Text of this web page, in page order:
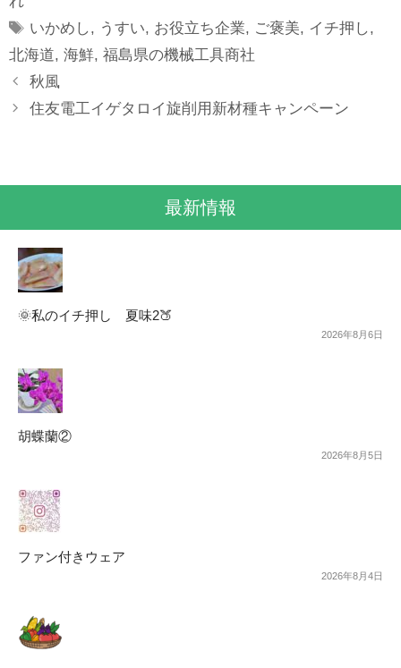
Tags
いかめし, うすい, お役立ち企業, ご褒美, イチ押し,
北海道, 海鮮, 福島県の機械工具商社
秋風
住友電工イゲタロイ旋削用新材種キャンペーン
最新情報
🌞私のイチ押し 夏味2🍑
2026年8月6日
胡蝶蘭②
2026年8月5日
ファン付きウェア
2026年8月4日